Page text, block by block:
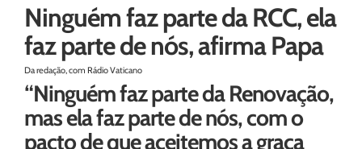
Ninguém faz parte da RCC, ela
faz parte de nós, afirma Papa
Da redação, com Rádio Vaticano
“Ninguém faz parte da Renovação,
mas ela faz parte de nós, com o
pacto de que aceitemos a graça